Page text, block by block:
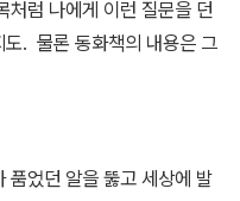
니라며 재밌게 보더라구요.
덕분에 원래 자기의 보금자
처럼 나에게 이런 질문을 던
도. 물론 동화책의 내용은 그
품었던 알을 뚫고 세상에 발